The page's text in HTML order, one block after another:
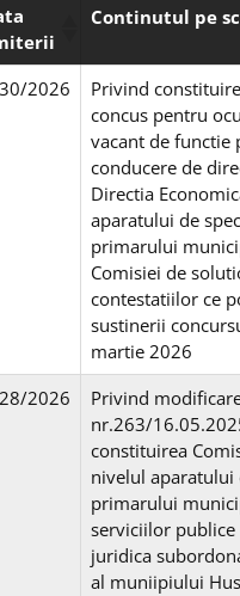
Continutul pe
2026
Privind
concus pentru
vacant de functie
conducere de
Directia
aparatului de
primarului
Comisiei de
contestatiilor ce
sustinerii
martie 2026
2026
Privind
nr.263/
constituirea
nivelul aparatului
primarului
serviciilor
juridica
al muniipiului